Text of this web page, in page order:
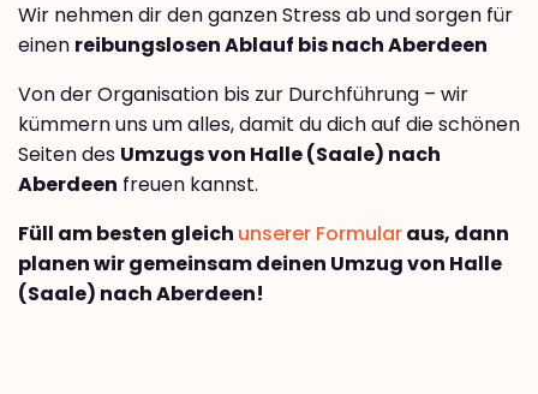
Wir nehmen dir den ganzen Stress ab und sorgen für
einen reibungslosen Ablauf bis nach Aberdeen
Von der Organisation bis zur Durchführung – wir
kümmern uns um alles, damit du dich auf die schönen
Seiten des Umzugs von Halle (Saale) nach
Aberdeen freuen kannst.
Füll am besten gleich unserer Formularaus, dann
planen wir gemeinsam deinen Umzug von Halle
(Saale) nach Aberdeen!